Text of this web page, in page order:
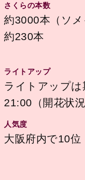
さくらの本数
約3000本（ソ
約230本
ライトアップ
ライトアップは
21:00（開花状
人気度
大阪府内で10位